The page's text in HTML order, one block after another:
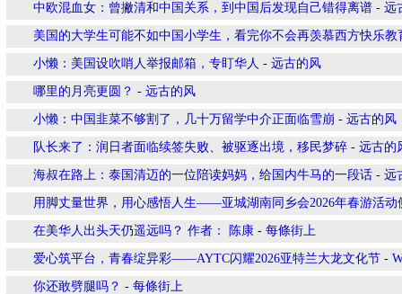
中欧混血女：曾撇清和中国关系，到中国后发现自己错得离谱 - 远
美国的大学生可能不如中国小学生，看完你不会再羡慕西方快乐教
小懒：美国设吹哨人举报邮箱，专盯华人 - 远古的风
哪里的月亮更圆？ - 远古的风
小懒：中国韭菜不够割了，几十万留学中介正面临雪崩 - 远古的风
队长来了：润日者面临续签失败、被驱逐出境，移民梦碎 - 远古的
海叔在路上：泰国清迈的一位陪读妈妈，给国内牛马的一段话 - 远
用脚丈量世界，用心感悟人生——亚城湖南同乡会2026年春游活动
在美华人出头天仍遥远吗？ 作者： 陈康 - 每條街上
爱心筑平台，青春绽异彩——AYTC闪耀2026亚特兰大龙文化节 -
你还敢劈腿吗？ - 每條街上